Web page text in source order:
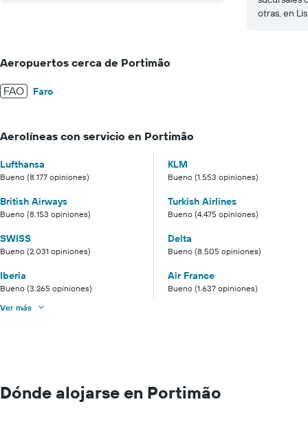
otras, en
Aeropuertos cerca de Portimão
FAO Faro
Aerolíneas con servicio en Portimão
Lufthansa
Bueno (8.177 opiniones)
KLM
Bueno (1.553 opiniones)
British Airways
Bueno (8.153 opiniones)
Turkish Airlines
Bueno (4.475 opiniones)
SWISS
Bueno (2.031 opiniones)
Delta
Bueno (8.505 opiniones)
Iberia
Bueno (3.265 opiniones)
Air France
Bueno (1.637 opiniones)
Ver más
Dónde alojarse en Portimão